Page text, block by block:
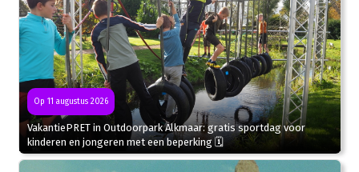
Op 11 augustus 2026
VakantiePRET in Outdoorpark Alkmaar: gratis sportdag voor
kinderen en jongeren met een beperking 🗓